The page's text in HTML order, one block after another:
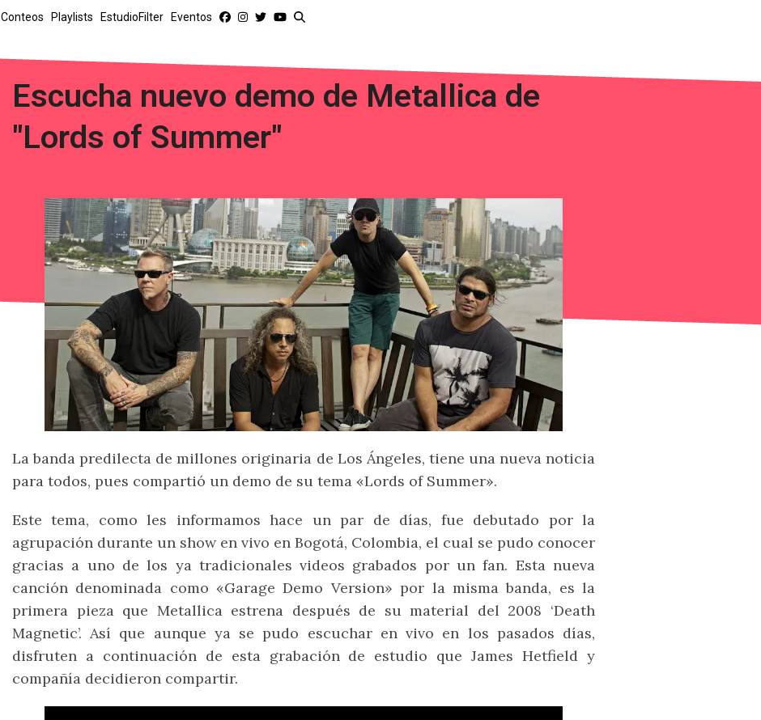
Conteos Playlists EstudioFilter Eventos
Escucha nuevo demo de Metallica de
"Lords of Summer"
La banda predilecta de millones originaria de Los Ángeles, tiene una nueva noticia
para todos, pues compartió un demo de su tema «Lords of Summer».
Este tema, como les informamos hace un par de días, fue debutado por la
agrupación durante un show en vivo en Bogotá, Colombia, el cual se pudo conocer
gracias a uno de los ya tradicionales videos grabados por un fan. Esta nueva
canción denominada como «Garage Demo Version» por la misma banda, es la
primera pieza que Metallica estrena después de su material del 2008 ‘Death
Magnetic’. Así que aunque ya se pudo escuchar en vivo en los pasados días,
disfruten a continuación de esta grabación de estudio que James Hetfield y
compañía decidieron compartir.